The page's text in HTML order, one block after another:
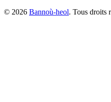
© 2026 Bannoù-heol. Tous droits